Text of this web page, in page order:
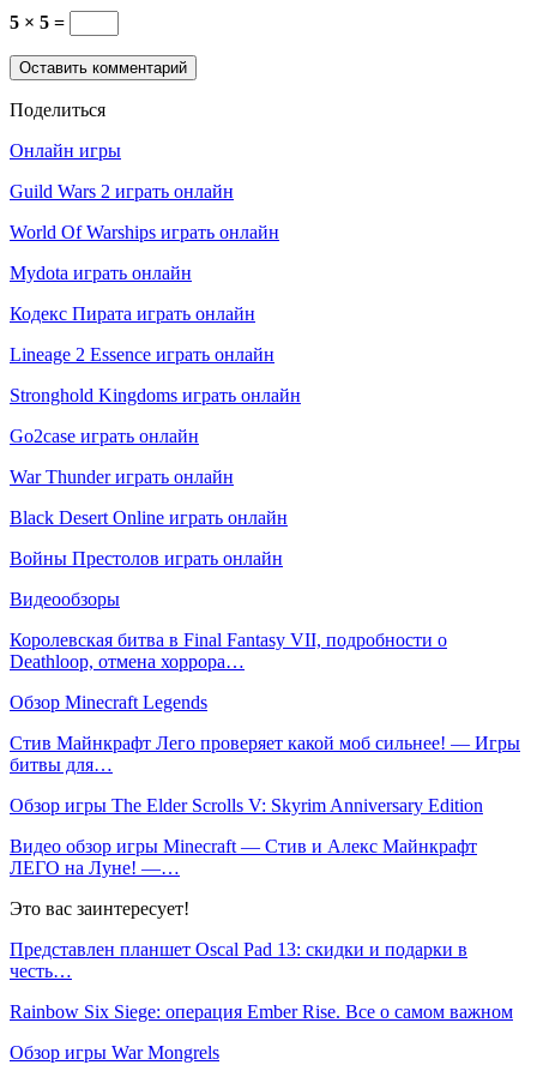
5 × 5 =
Поделиться
Онлайн игры
Guild Wars 2 играть онлайн
World Of Warships играть онлайн
Mydota играть онлайн
Кодекс Пирата играть онлайн
Lineage 2 Essence играть онлайн
Stronghold Kingdoms играть онлайн
Go2case играть онлайн
War Thunder играть онлайн
Black Desert Online играть онлайн
Войны Престолов играть онлайн
Видеообзоры
Королевская битва в Final Fantasy VII, подробности о
Deathloop, отмена хоррора…
Обзор Minecraft Legends
Стив Майнкрафт Лего проверяет какой моб сильнее! — Игры
битвы для…
Обзор игры The Elder Scrolls V: Skyrim Anniversary Edition
Видео обзор игры Minecraft — Стив и Алекс Майнкрафт
ЛЕГО на Луне! —…
Это вас заинтересует!
Представлен планшет Oscal Pad 13: скидки и подарки в
честь…
Rainbow Six Siege: операция Ember Rise. Все о самом важном
Обзор игры War Mongrels